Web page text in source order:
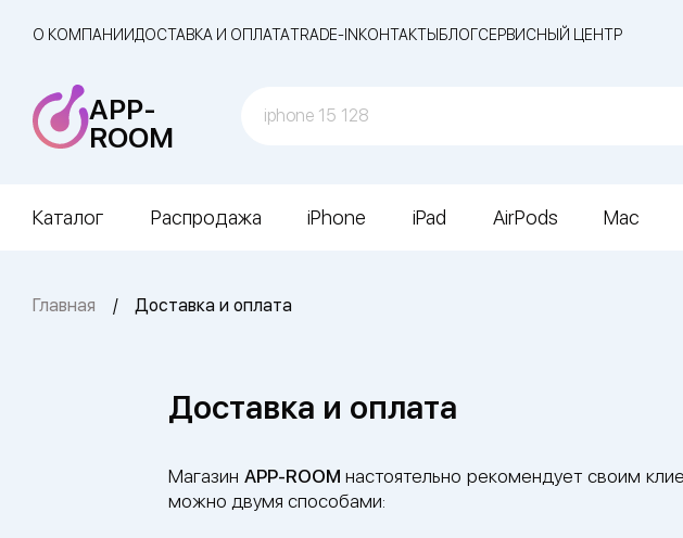
О КОМПАНИИДОСТАВКА И ОПЛАТАTRADE-INКОНТАКТЫБЛОГСЕРВИСНЫЙ ЦЕНТР
APP-
ROOM
Каталог Распродажа iPhone iPad AirPods Mac
Главная Доставка и оплата
Доставка и оплата
Магазин APP-ROOM настоятельно рекомендует своим
можно двумя способами: